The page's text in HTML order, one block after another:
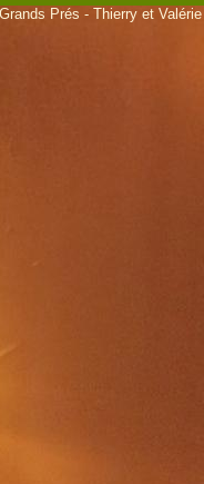
Prés - Thierry et